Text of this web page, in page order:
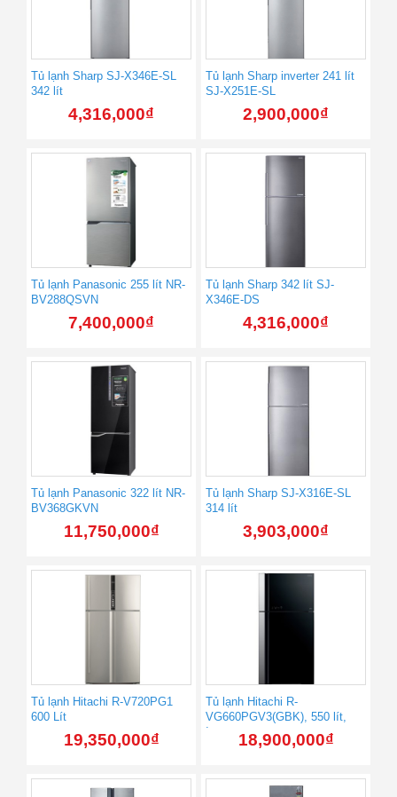
Tủ lạnh Sharp SJ-X346E-SL
342 lít
4,316,000₫
Tủ lạnh Sharp inverter 241 lít
SJ-X251E-SL
2,900,000₫
Tủ lạnh Panasonic 255 lít NR-
BV288QSVN
7,400,000₫
Tủ lạnh Sharp 342 lít SJ-
X346E-DS
4,316,000₫
Tủ lạnh Panasonic 322 lít NR-
BV368GKVN
11,750,000₫
Tủ lạnh Sharp SJ-X316E-SL
314 lít
3,903,000₫
Tủ lạnh Hitachi R-V720PG1
600 Lít
19,350,000₫
Tủ lạnh Hitachi R-
VG660PGV3(GBK), 550 lít,
Inverter18,900,000₫